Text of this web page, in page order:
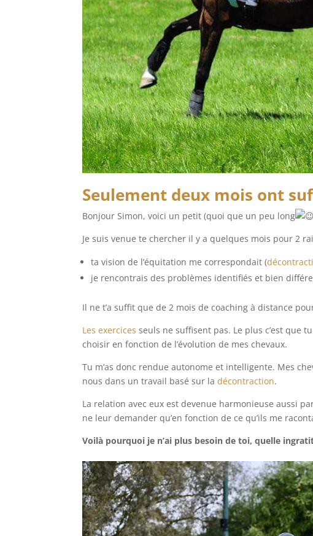
Seulement deux mois ont
Bonjour Simon, voici un petit (quoi que un peu long
Je suis venue te chercher il y a quelques mois pour 2
ta vision de l’équitation me correspondait (
je rencontrais des problèmes identifiés et bien
Il ne t’a suffit que de 2 mois de coaching à distance
Les exercices seuls ne suffisent pas. Le plus c’est que
choisir en fonction de l’évolution de mes chevaux.
Tu m’as donc rendue autonome et intelligente. Mes
nous dans un travail basé sur ladécontraction.
La relation avec eux est devenue harmonieuse aussi
ne leur demander qu’en fonction de ce qu’ils me
Voilà pourquoi je n’ai plus besoin de toi, quelle